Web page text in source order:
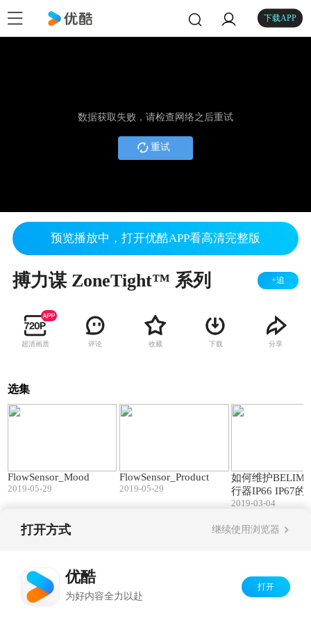
下载APP
数据获取失败，请检查网络之后重试
重试
预览播放中，打开优酷APP看高清完整版
搏力谋 ZoneTight™ 系列 +追
超清画质 评论 收藏 下载 分享
选集
FlowSensor_Mood
2019-05-29
FlowSensor_Product
2019-05-29
如何维护
行器IP66 IP67的
级
2019-03-04
打开方式 继续使用浏览器
优酷
为好内容全力以赴
打开